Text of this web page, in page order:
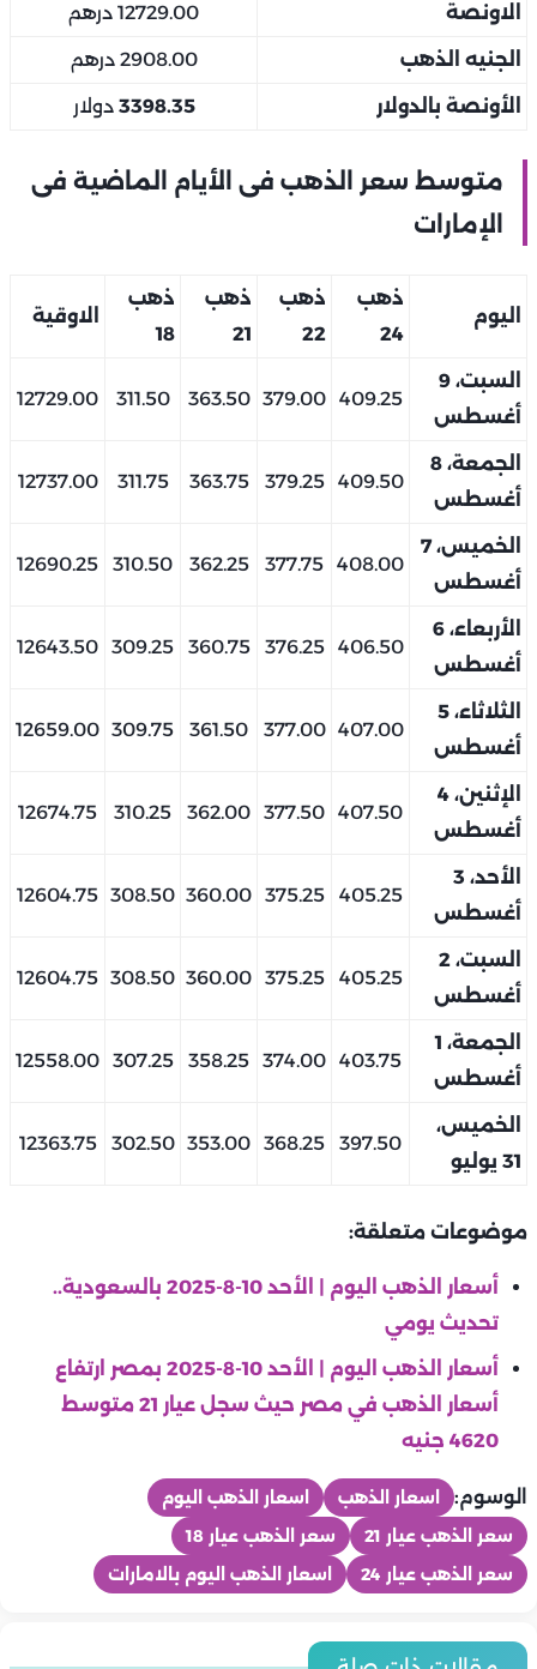
الاونصة 12729.00 درهم
الجنيه الذهب 2908.00 درهم
الأونصة بالدولار 3398.35 دولار
متوسط سعر الذهب فى الأيام الماضية فى
الإمارات
اليوم
ذهب
24
ذهب
22
ذهب
21
ذهب
18
الاوقية
السبت، 9
أغسطس
409.25
379.00
363.50
311.50
12729.00
الجمعة، 8
أغسطس
409.50
379.25
363.75
311.75
12737.00
الخميس، 7
أغسطس
408.00
377.75
362.25
310.50
12690.25
الأربعاء، 6
أغسطس
406.50
376.25
360.75
309.25
12643.50
الثلاثاء، 5
أغسطس
407.00
377.00
361.50
309.75
12659.00
الإثنين، 4
أغسطس
407.50
377.50
362.00
310.25
12674.75
الأحد، 3
أغسطس
405.25
375.25
360.00
308.50
12604.75
السبت، 2
أغسطس
405.25
375.25
360.00
308.50
12604.75
الجمعة، 1
أغسطس
403.75
374.00
358.25
307.25
12558.00
الخميس،
31 يوليو
397.50
368.25
353.00
302.50
12363.75
موضوعات متعلقة:
أسعار الذهب اليوم | الأحد 10-8-2025 بالسعودية..
تحديث يومي
أسعار الذهب اليوم | الأحد 10-8-2025 بمصر ارتفاع
أسعار الذهب في مصر حيث سجل عيار 21 متوسط
4620 جنيه
الوسوم: اسعار الذهب
اسعار الذهب اليوم
سعر الذهب عيار 21
سعر الذهب عيار 18
سعر الذهب عيار 24
اسعار الذهب اليوم بالامارات
منوعات
منوعات